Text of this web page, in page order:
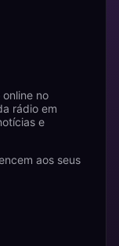
no
rádio em
e
aos seus